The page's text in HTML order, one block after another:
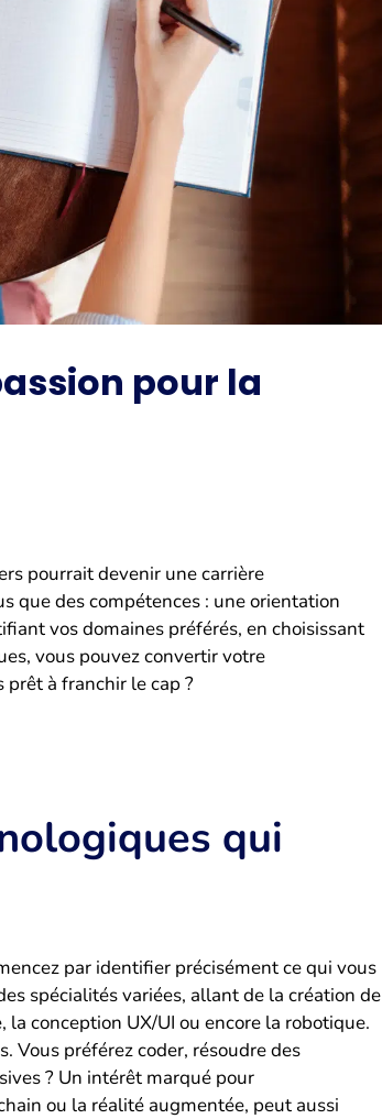
pour la
pourrait devenir une carrière
que des compétences : une orientation
vos domaines préférés, en choisissant
vous pouvez convertir votre
à franchir le cap ?
qui
par identifier précisément ce qui vous
spécialités variées, allant de la création de
conception UX/UI ou encore la robotique.
Vous préférez coder, résoudre des
? Un intérêt marqué pour
ou la réalité augmentée, peut aussi